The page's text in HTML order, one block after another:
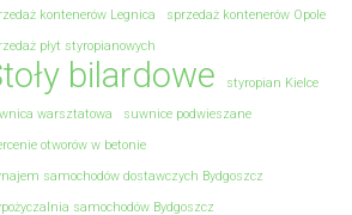
kontenerów Legnica
sprzedaż kontenerów Opole
płyt styropianowych
bilardowe
styropian Kielce
warsztatowa
suwnice podwieszane
otworów w betonie
samochodów dostawczych Bydgoszcz
samochodów Bydgoszcz